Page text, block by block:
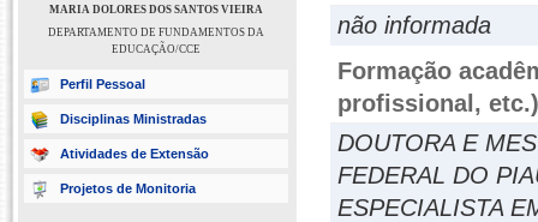
MARIA DOLORES DOS SANTOS VIEIRA
DEPARTAMENTO DE FUNDAMENTOS DA
EDUCAÇÃO/CCE
Perfil Pessoal
Disciplinas Ministradas
Atividades de Extensão
Projetos de Monitoria
não informada
Formação
profissional, etc.)
DOUTORA E
FEDERAL DO
ESPECIALISTA